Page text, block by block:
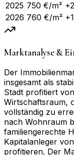
2025 750 €/m²
2026 760 €/m²
Marktanalyse &
Der
insgesamt als
Stadt profitiert
Wirtschaftsraum,
vollständig zu
nach Wohnraum
familiengerechte
Kapitalanleger
profitieren. Der